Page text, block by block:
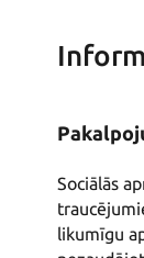
Sociālās
likumīgu